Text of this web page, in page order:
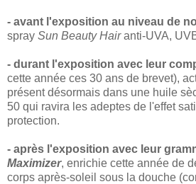
- avant l'exposition au niveau de
spray Sun Beauty Hairanti-UVA,
- durant l'exposition avec leur
cette année ces 30 ans de brevet),
présent désormais dans une huile
50 qui ravira les adeptes de l'effet
protection.
- après l'exposition avec leur
Maximizer, enrichie cette année de
corps après-soleil sous la douche